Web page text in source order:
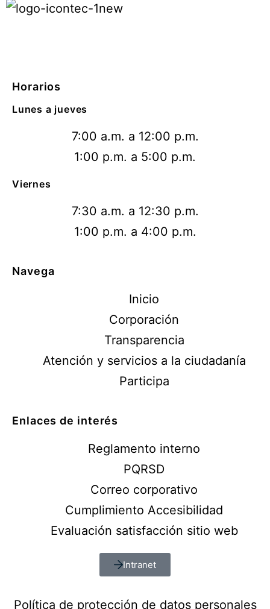
Horarios
Lunes a jueves
7:00 a.m. a 12:00 p.m.
1:00 p.m. a 5:00 p.m.
Viernes
7:30 a.m. a 12:30 p.m.
1:00 p.m. a 4:00 p.m.
Navega
Inicio
Corporación
Transparencia
Atención y servicios a la ciudadanía
Participa
Enlaces de interés
Reglamento interno
PQRSD
Correo corporativo
Cumplimiento Accesibilidad
Evaluación satisfacción sitio web
Intranet
Política de protección de datos personales